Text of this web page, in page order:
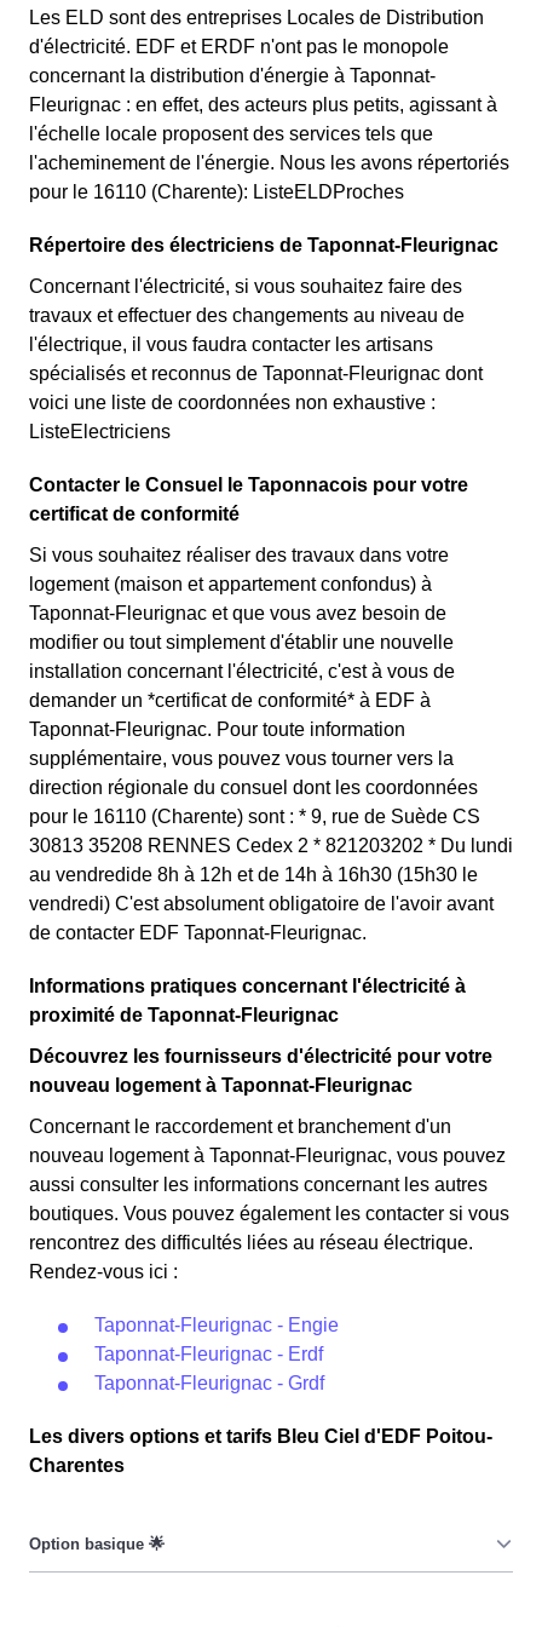
Les ELD sont des entreprises Locales de Distribution
d'électricité. EDF et ERDF n'ont pas le monopole
concernant la distribution d'énergie à Taponnat-
Fleurignac : en effet, des acteurs plus petits, agissant à
l'échelle locale proposent des services tels que
l'acheminement de l'énergie. Nous les avons répertoriés
pour le 16110 (Charente): ListeELDProches
Répertoire des électriciens de Taponnat-Fleurignac
Concernant l'électricité, si vous souhaitez faire des
travaux et effectuer des changements au niveau de
l'électrique, il vous faudra contacter les artisans
spécialisés et reconnus de Taponnat-Fleurignac dont
voici une liste de coordonnées non exhaustive :
ListeElectriciens
Contacter le Consuel le Taponnacois pour votre
certificat de conformité
Si vous souhaitez réaliser des travaux dans votre
logement (maison et appartement confondus) à
Taponnat-Fleurignac et que vous avez besoin de
modifier ou tout simplement d'établir une nouvelle
installation concernant l'électricité, c'est à vous de
demander un *certificat de conformité* à EDF à
Taponnat-Fleurignac. Pour toute information
supplémentaire, vous pouvez vous tourner vers la
direction régionale du consuel dont les coordonnées
pour le 16110 (Charente) sont : * 9, rue de Suède CS
30813 35208 RENNES Cedex 2 * 821203202 * Du lundi
au vendredide 8h à 12h et de 14h à 16h30 (15h30 le
vendredi) C'est absolument obligatoire de l'avoir avant
de contacter EDF Taponnat-Fleurignac.
Informations pratiques concernant l'électricité à
proximité de Taponnat-Fleurignac
Découvrez les fournisseurs d'électricité pour votre
nouveau logement à Taponnat-Fleurignac
Concernant le raccordement et branchement d'un
nouveau logement à Taponnat-Fleurignac, vous pouvez
aussi consulter les informations concernant les autres
boutiques. Vous pouvez également les contacter si vous
rencontrez des difficultés liées au réseau électrique.
Rendez-vous ici :
Taponnat-Fleurignac - Engie
Taponnat-Fleurignac - Erdf
Taponnat-Fleurignac - Grdf
Les divers options et tarifs Bleu Ciel d'EDF Poitou-
Charentes